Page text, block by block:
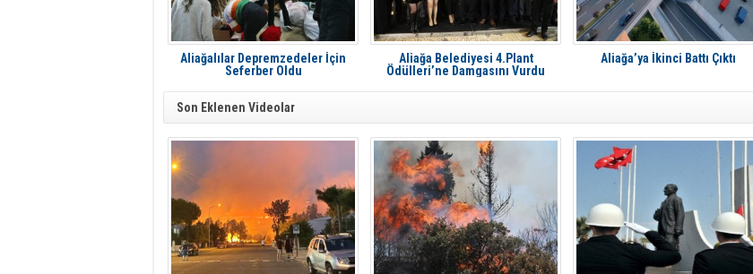
Aliağalılar Depremzedeler İçin
Seferber Oldu
Aliağa Belediyesi 4.Plant
Ödülleri’ne Damgasını Vurdu
Aliağa’ya İkinci Battı Çıktı
Son Eklenen Videolar